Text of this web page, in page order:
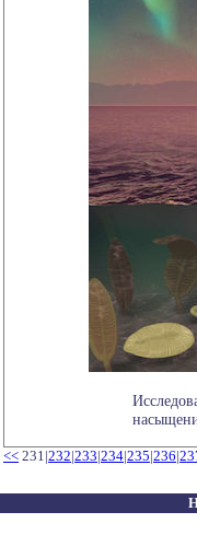
<< 231|232|233|234|235|236|